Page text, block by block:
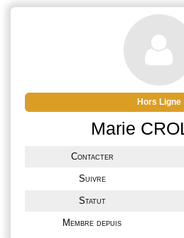
Corse du Sud,
moins de 400 m de
Capu Seninu
studio au T3,
Hors Ligne
Marie
Contacter
Suivre
Statut
Membre depuis